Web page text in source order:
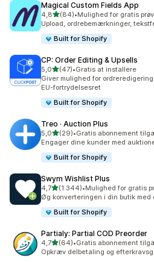
Magical Custom Fields App
4,8ud af 5 stjerner
(84)
84 anmeldelser i alt
•Mulighed for gratis
Upload, ordrebemærkninger,
Built for Shopify
CP: Order Editing & Upsells
5,0ud af 5 stjerner
(47)
47 anmeldelser i alt
•Gratis at installere
Giver mulighed for
EU-fortrydelsesret
Built for Shopify
Treo · Auction Plus
5,0ud af 5 stjerner
(29)
29 anmeldelser i alt
•Gratis abonnement
Engager dine kunder med
Built for Shopify
Swym Wishlist Plus
4,7ud af 5 stjerner
(1.344)
1344 anmeldelser i alt
•Mulighed for gratis
Øg konverteringen i din butik med
Built for Shopify
Partialy: Partial COD Preorder
4,7ud af 5 stjerner
(64)
64 anmeldelser i alt
•Gratis abonnement
Opkræv delbetaling og